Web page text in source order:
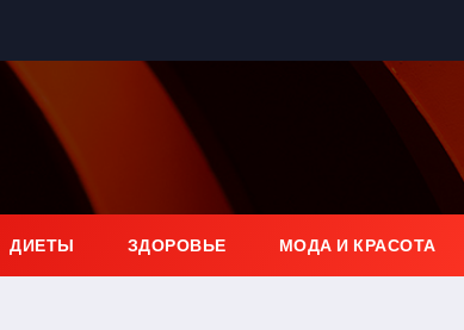
ДИЕТЫ ЗДОРОВЬЕ МОДА И КРАСОТА